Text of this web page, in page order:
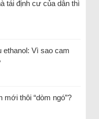
tái định cư của dân thì
ethanol: Vì sao cam
thôi “dòm ngó”?